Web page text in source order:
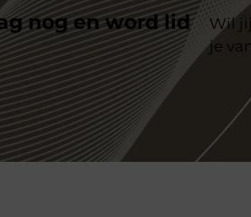
nog en word lid
Wil
je